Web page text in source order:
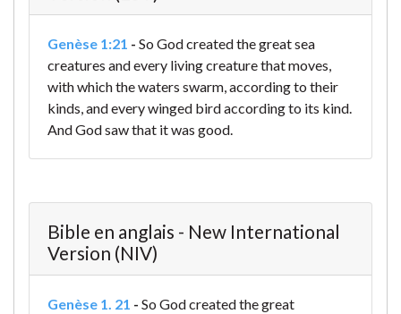
Genèse 1:21 - So God created the great sea
creatures and every living creature that moves,
with which the waters swarm, according to their
kinds, and every winged bird according to its kind.
And God saw that it was good.
Bible en anglais - New International
Version (NIV)
Genèse 1. 21 - So God created the great